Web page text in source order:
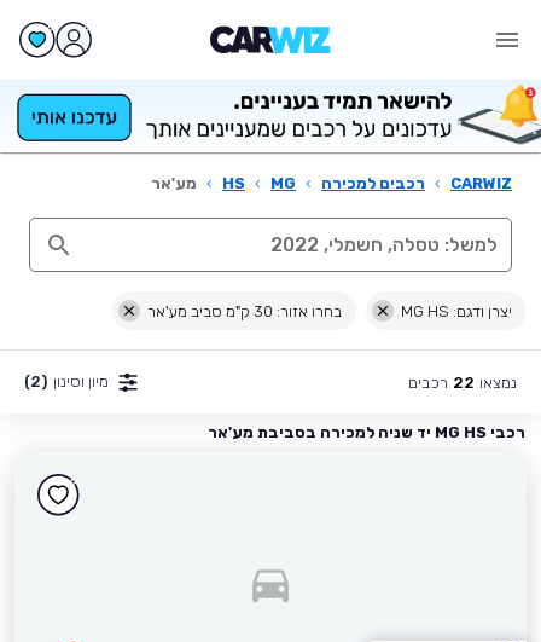
CARWIZ
› רכבים למכירה ›
MG
›
HS
› מע'אר
יצרן ודגם: MG HS בחרו אזור: 30 ק"מ סביב מע'אר
נמצאו 22 רכבים מיון וסינון (2)
רכבי MG HS יד שניה למכירה בסביבת מע'אר